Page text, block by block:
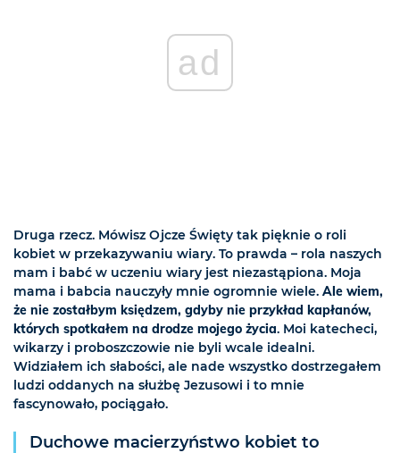
ad
Druga rzecz. Mówisz Ojcze Święty tak pięknie o roli
kobiet w przekazywaniu wiary. To prawda – rola naszych
mam i babć w uczeniu wiary jest niezastąpiona. Moja
mama i babcia nauczyły mnie ogromnie wiele. Ale wiem,
że nie zostałbym księdzem, gdyby nie przykład kapłanów,
których spotkałem na drodze mojego życia. Moi katecheci,
wikarzy i proboszczowie nie byli wcale idealni.
Widziałem ich słabości, ale nade wszystko dostrzegałem
ludzi oddanych na służbę Jezusowi i to mnie
fascynowało, pociągało.
Duchowe macierzyństwo kobiet to